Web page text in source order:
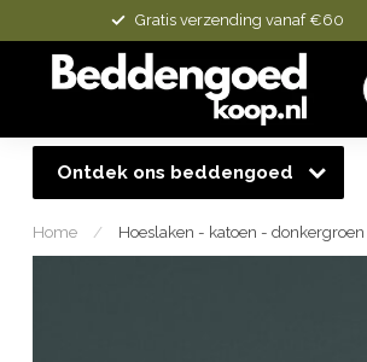
Gratis verzending vanaf €60
Ontdek ons beddengoed
Home / Hoeslaken - katoen - donkergroen